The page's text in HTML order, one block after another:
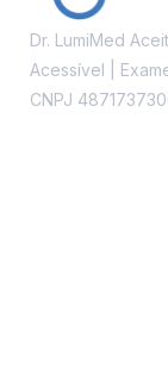
Dr. LumiMed
Acessível |
CNPJ